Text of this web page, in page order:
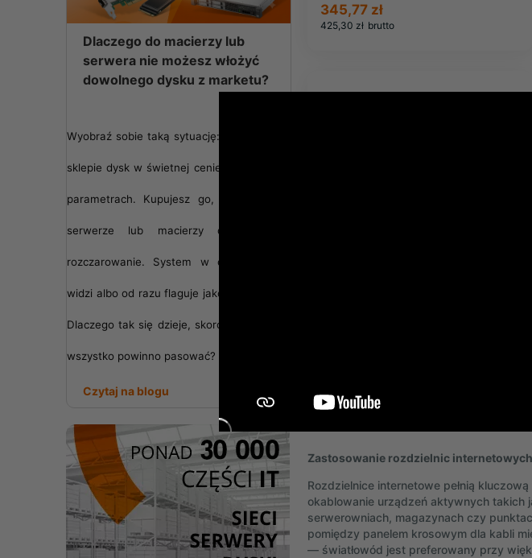
Dlaczego do macierzy lub
serwera nie możesz włożyć
dowolnego dysku z marketu?
Wyobraź sobie taką sytuację: znajdujesz w
sklepie dysk w świetnej cenie i o idealnych
parametrach. Kupujesz go, montujesz w
serwerze lub macierzy dyskowej i...
rozczarowanie. System w ogóle go nie
widzi albo od razu flaguje jako uszkodzony.
Dlaczego tak się dzieje, skoro teoretycznie
wszystko powinno pasować?
Czytaj na blogu
425,30 zł brutto
345,77 zł
Zastosowanie rozdzielnic
Rozdzielnice internetowe pełnią
okablowanie urządzeń aktywnych
serwerowniach, magazynach czy
pomiędzy panelem krosowym dla kabli
— światłowód jest preferowany przy